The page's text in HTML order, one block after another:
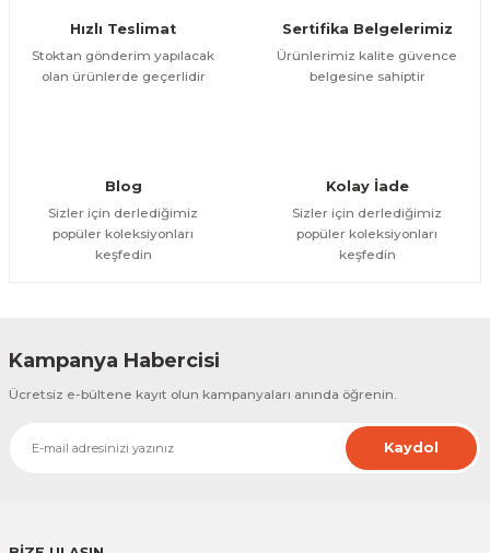
Bu ürüne benzer farklı alternatifler olmalı.
Hızlı Teslimat
Stoktan gönderim yapılacak
olan ürünlerde geçerlidir
Sertifika Belgelerimiz
Ürünlerimiz kalite güvence
belgesine sahiptir
Blog
Sizler için derlediğimiz
popüler koleksiyonları
keşfedin
Kolay İade
Sizler için derlediğimiz
popüler koleksiyonları
keşfedin
Kampanya Habercisi
Ücretsiz e-bültene kayıt olun kampanyaları anında öğrenin.
Kaydol